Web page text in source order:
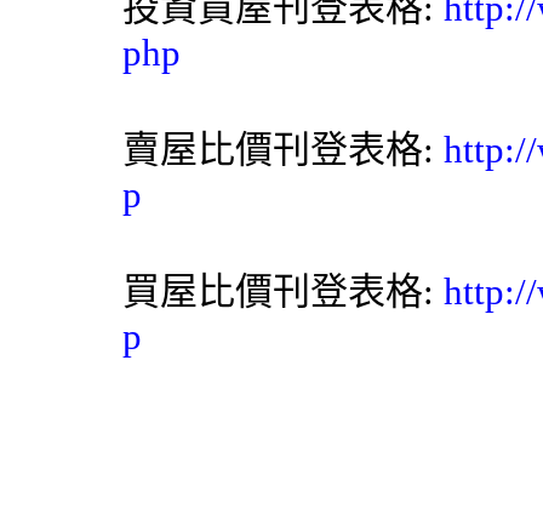
php
賣屋比價刊登表格: http://
p
買屋比價刊登表格: http://
p